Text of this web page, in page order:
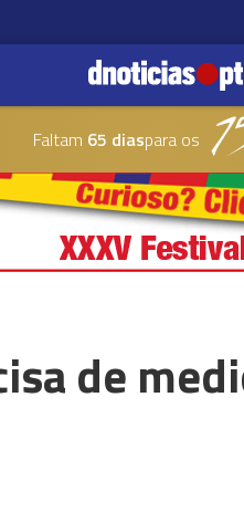
Faltam 65 diaspara os
de